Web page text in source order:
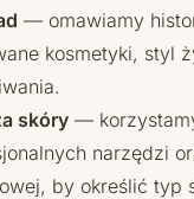
— omawiamy
kosmetyki, styl
skóry —
narzędzi
by określić typ